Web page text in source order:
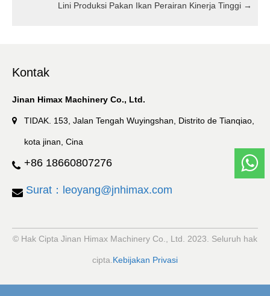
Lini Produksi Pakan Ikan Perairan Kinerja Tinggi →
Kontak
Jinan Himax Machinery Co., Ltd.
TIDAK. 153, Jalan Tengah Wuyingshan, Distrito de Tianqiao,
kota jinan, Cina
+86 18660807276
Surat：leoyang@jnhimax.com
© Hak Cipta Jinan Himax Machinery Co., Ltd. 2023. Seluruh hak
cipta. Kebijakan Privasi